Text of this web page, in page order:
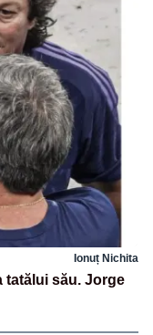
Ionuț Nichita
tatălui său. Jorge